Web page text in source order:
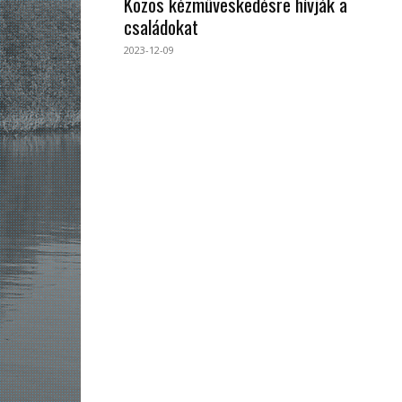
családokat
2023-12-09